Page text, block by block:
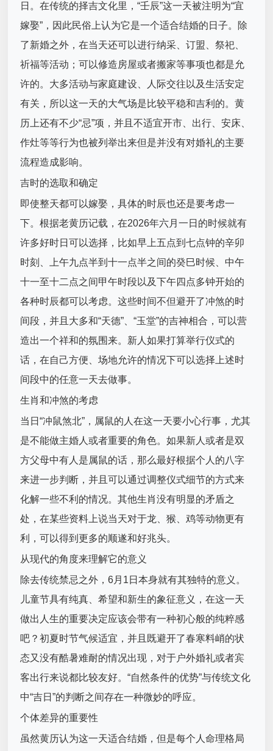
日。在传统的择吉文化里，“壬辰”这一天被注明为“宜
嫁娶”，因此民俗上认为它是一个适合结婚的日子。除
了新婚之外，在当天还可以进行纳采、订盟、祭祀、
祈福等活动；可以修造房屋或者搬家等事项也都是允
许的。大多活动与家庭建设、人际交往以及生活安定
有关，所以这一天的大气场是比较平稳和吉利的。黄
历上还有不少“忌”项，并且不适宜开市、出行、安床、
作灶等等行为也被列举出来但是并没有对婚礼的主要
流程造成影响。
吉时的选取和确定
即使整天都可以嫁娶，具体的时辰也还是要考虑一
下。根据老黄历记载，在2026年六月一日的时候就有
许多好时日可以选择，比如早上五点到七点钟的辛卯
时刻、上午九点半到十一点半之间的癸巳时候、中午
十一至十二点之间甲午时段以及下午四点多钟开始的
各种时辰都可以考虑。这些时间不但避开了冲煞的时
间段，并且大多和“天德”、“玉堂”的吉神相合，可以营
造出一个祥和的氛围来。新人如果打算举行仪式的
话，在自己方便、场地允许的情况下可以选择上述时
间段中的任意一天去做事。
生肖和冲煞的考虑
当日“冲鼠煞北”，属鼠的人在这一天要小心行事，尤其
是不能做主婚人或者重要的角色。如果新人或者是双
方父母中有人是属鼠的话，那么最好根据个人的八字
来进一步判断，并且可以通过调整仪式细节的方式来
化解一些不利的情况。其他生肖没有明显的矛盾之
处，在某些资料上说当天对于龙、猴、鸡等动物更有
利，可以得到更多的顺遂和好兆头。
从现代的角度来理解它的意义
除去传统禁忌之外，6月1日本身就有其独特的意义。
儿童节具有纯真、希望和新生的象征意义，在这一天
做出人生的重要决定应该会带有一种初心般的纯粹感
吧？初夏时节气候适宜，并且既避开了春寒料峭的状
态又没有酷暑难耐的情况出现，对于户外婚礼或者宾
客出行来说都比较友好。“自然条件的优势”与传统文化
中“吉日”的判断之间存在一种微妙的呼应。
个体差异的重要性
虽然黄历认为这一天适合结婚，但是每个人命理格局